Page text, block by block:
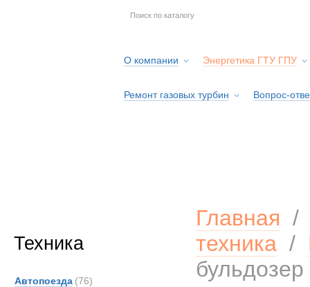
О компании Энергетика ГТУ ГПУ
Ремонт газовых турбин Вопрос-
Техника
Автопоезда (76)
Главная
техника /